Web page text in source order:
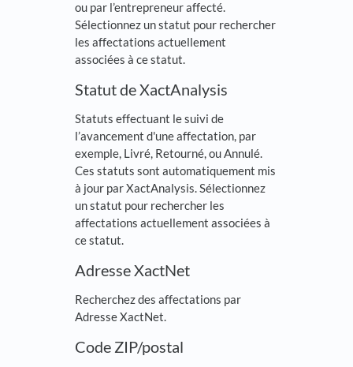
ou par l’entrepreneur affecté.
Sélectionnez un statut pour rechercher
les affectations actuellement
associées à ce statut.
Statut de XactAnalysis
Statuts effectuant le suivi de
l’avancement d'une affectation, par
exemple, Livré, Retourné, ou Annulé.
Ces statuts sont automatiquement mis
à jour par XactAnalysis. Sélectionnez
un statut pour rechercher les
affectations actuellement associées à
ce statut.
Adresse XactNet
Recherchez des affectations par
Adresse XactNet.
Code ZIP/postal